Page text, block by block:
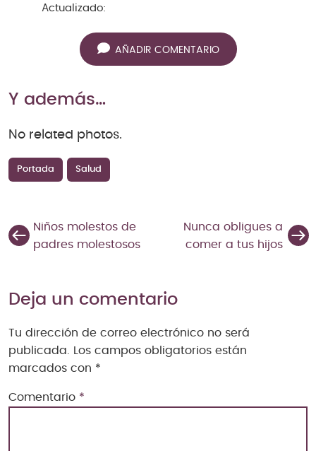
Actualizado:
AÑADIR COMENTARIO
Y además…
No related photos.
Portada Salud
Niños molestos de
padres molestosos
Nunca obligues a
comer a tus hijos
Deja un comentario
Tu dirección de correo electrónico no será
publicada.
Los campos obligatorios están
marcados con *
Comentario *